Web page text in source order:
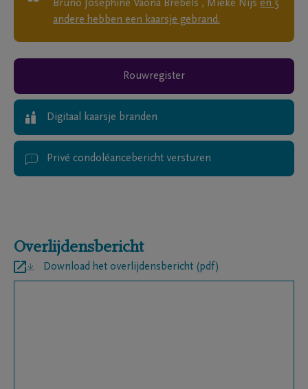
Bruno Josephine Vaona Brebels , Mieke Nijs en 5
andere hebben een kaarsje gebrand.
Rouwregister
Digitaal kaarsje branden
Privé condoléancebericht versturen
Overlijdensbericht
Download het overlijdensbericht (pdf)